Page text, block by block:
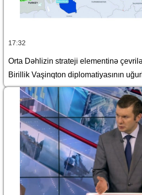
17:32
Orta Dəhlizin strateji elementinə
Birillik Vaşinqton diplomatiyasının